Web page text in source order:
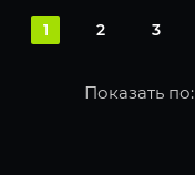
1 2 3
Показать по: